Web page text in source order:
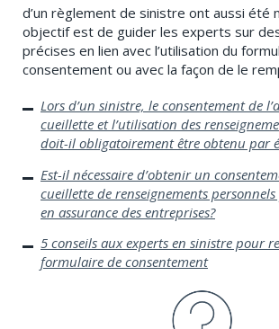
d’un règlement de sinistre ont aussi été
objectif est de guider les experts sur
précises en lien avec l’utilisation du
consentement ou avec la façon de le
Lors d’un sinistre, le consentement de
cueillette et l’utilisation des
doit-il obligatoirement être obtenu par
Est-il nécessaire d’obtenir un
cueillette de renseignements
en assurance des entreprises?
5 conseils aux experts en sinistre pour
formulaire de consentement